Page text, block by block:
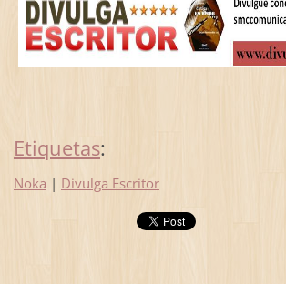
Etiquetas:
Noka | Divulga Escritor